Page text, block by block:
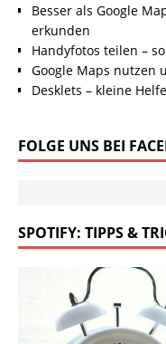
Besser als Google
erkunden
Handyfotos teilen – so
Google Maps nutzen
Desklets – kleine
FOLGE UNS BEI
SPOTIFY: TIPPS &